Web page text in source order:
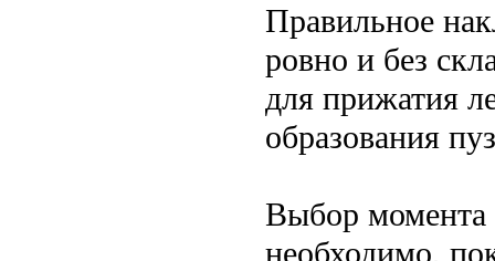
Правильное
ровно и без
для прижатия
образования
Выбор момента
необходимо,